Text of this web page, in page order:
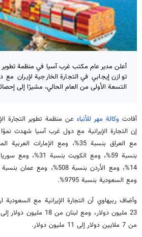
أعلن مدير عام مكتب غرب آسيا في منظمة تطوير
توازن إيجابي في التجارة الخارجية لإيران
التسعة الأولى من العام الحالي، مشيرًا إلى
أفادت وكالة مهر للأنباء عن منظمة تطوير التجارة
إن التجارة الإيرانية مع دول غرب آسيا شهدت
ومع السعودية بنسبة 9795%.
من 7 ملايين دولار إلى 11 مليون دولار.